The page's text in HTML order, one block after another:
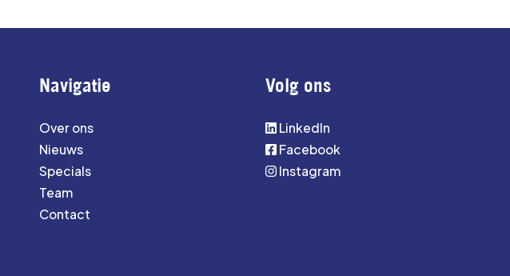
Navigatie
Over ons
Nieuws
Specials
Team
Contact
Volg ons
LinkedIn
Facebook
Instagram